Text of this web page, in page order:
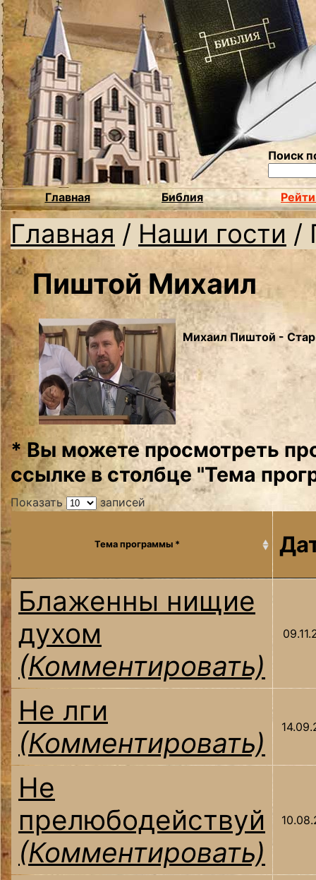
Поиск
Главная Библия
Главная / Наши гости /
Пиштой Михаил
Михаил Пиштой -
* Вы можете просмотреть
ссылке в столбце "Тема
Показать записей
Тема программы *
Блаженны нищие
духом
(Комментировать)
Не лги
(Комментировать)
Не
прелюбодействуй
(Комментировать)